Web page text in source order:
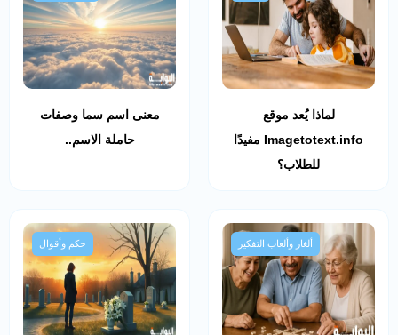
لماذا يُعد موقع
Imagetotext.info مفيدًا
للطلاب؟
معنى اسم سما وصفات
حاملة الاسم..
ألغاز وألعاب التفكير حكم وأقوال